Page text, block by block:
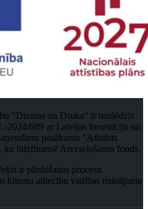
"Dizains un Druka" ir noslēdzis
2024/689 ar Latvijas Investīciju un
pasākuma "Atbalsts
līdzfinansē Atveseļošanas fonds.
ir pārdošanas procesu
klientu attiecību vadības risinājuma